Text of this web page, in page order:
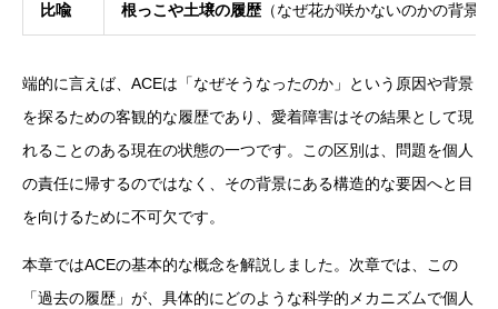
比喩 根っこや土壌の履歴 （なぜ花が咲かないのかの背景）
端的に言えば、ACEは「なぜそうなったのか」という原因や背景
を探るための客観的な履歴であり、愛着障害はその結果として現
れることのある現在の状態の一つです。この区別は、問題を個人
の責任に帰するのではなく、その背景にある構造的な要因へと目
を向けるために不可欠です。
本章ではACEの基本的な概念を解説しました。次章では、この
「過去の履歴」が、具体的にどのような科学的メカニズムで個人